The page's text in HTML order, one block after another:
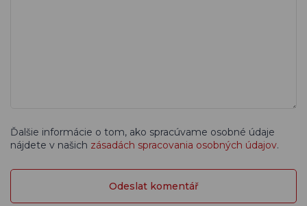
Ďalšie informácie o tom, ako spracúvame osobné údaje
nájdete v našich zásadách spracovania osobných údajov.